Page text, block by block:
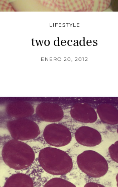
LIFESTYLE
two decades
ENERO 20, 2012